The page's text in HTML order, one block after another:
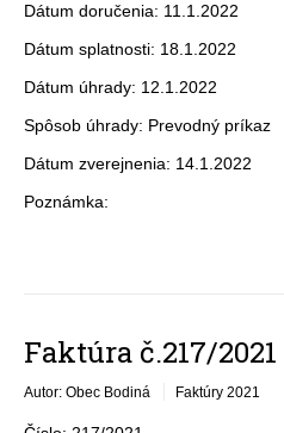
Dátum doručenia: 11.1.2022
Dátum splatnosti: 18.1.2022
Dátum úhrady: 12.1.2022
Spôsob úhrady: Prevodný príkaz
Dátum zverejnenia: 14.1.2022
Poznámka:
Faktúra č.217/2021
Autor: Obec Bodiná Faktúry 2021